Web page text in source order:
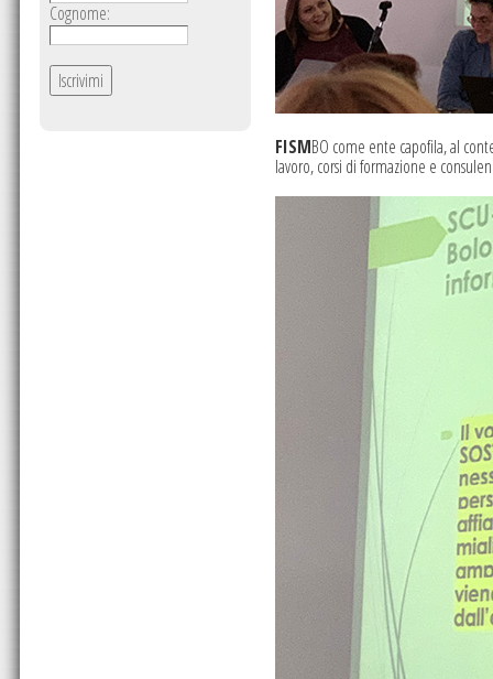
FISMBO come ente capofila, al
lavoro, corsi di formazione e
Cognome: